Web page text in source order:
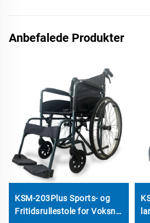
Anbefalede Produkter
KSM-203Plus Sports- og
Fritidsrullestole for Voksne